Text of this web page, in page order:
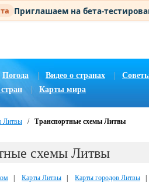
Приглашаем на бета-
Погода | Видео о странах
Карты мира
Литвы / Транспортные схемы Литвы
схемы Литвы
Карты Литвы Карты городов Литвы